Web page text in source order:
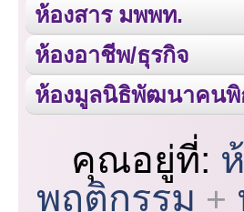
ห้องสาร มพพท.
ห้องอาชีพ/ธุรกิจ
ห้องมูลนิธิพัฒนาคนพิ
คุณอยู่ที่:
พฤติกรรม